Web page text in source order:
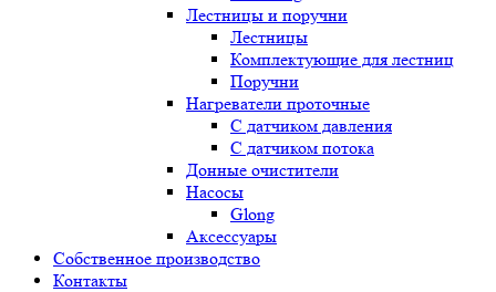
Лестницы и поручни
Лестницы
Комплектующие для лестниц
Поручни
Нагреватели проточные
С датчиком давления
С датчиком потока
Донные очистители
Насосы
Glong
Аксессуары
Собственное производство
Контакты